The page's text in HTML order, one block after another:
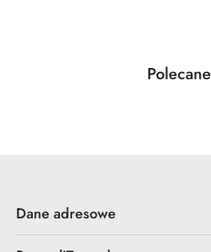
Pomiń karuzelę produktów
Produkty
Polecane
Dane adresowe